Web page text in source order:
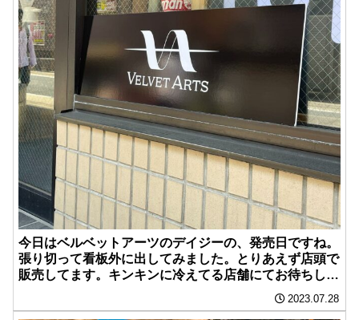
今日はベルベットアーツのデイジーの、発売日ですね。
張り切って看板外に出してみました。とりあえず店頭で
販売してます。キンキンに冷えてる店舗にてお待ちして
2023.07.28